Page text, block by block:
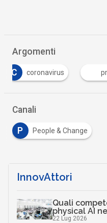
Argomenti
C coronavirus
Canali
P People & Change
InnovAttori
Quali
physical AI
22 Lug 2026